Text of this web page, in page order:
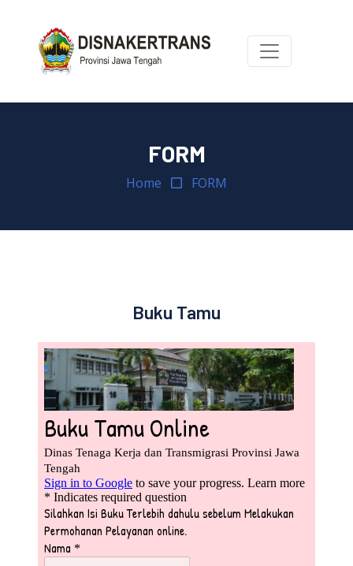
FORM
Home FORM
Buku Tamu